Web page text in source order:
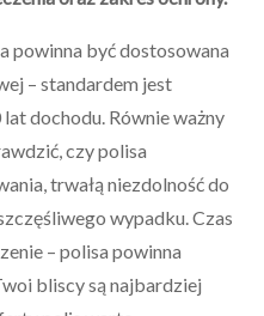
powinna być dostosowana
– standardem jest
dochodu. Równie ważny
czy polisa
trwałą niezdolność do
wypadku. Czas
– polisa powinna
bliscy są najbardziej